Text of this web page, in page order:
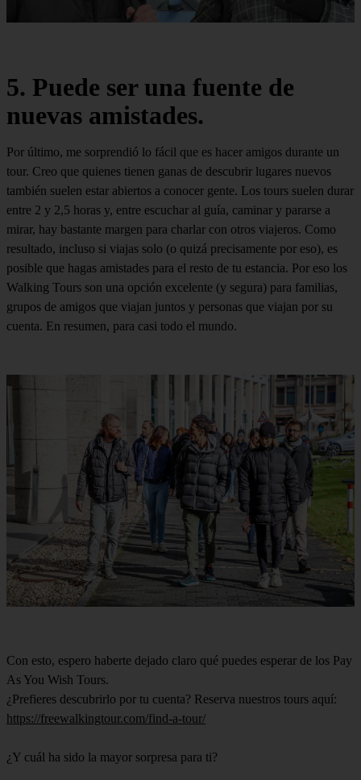
5. Puede ser una fuente de
nuevas amistades.
Por último, me sorprendió lo fácil que es hacer amigos durante un
tour. Creo que quienes tienen ganas de descubrir lugares nuevos
también suelen estar abiertos a conocer gente. Los tours suelen durar
entre 2 y 2,5 horas y, entre escuchar al guía, caminar y pararse a
mirar, hay bastante margen para charlar con otros viajeros. Como
resultado, incluso si viajas solo (o quizá precisamente por eso), es
posible que hagas amistades para el resto de tu estancia. Por eso los
Walking Tours son una opción excelente (y segura) para familias,
grupos de amigos que viajan juntos y personas que viajan por su
cuenta. En resumen, para casi todo el mundo.
Con esto, espero haberte dejado claro qué puedes esperar de los Pay
As You Wish Tours.
¿Prefieres descubrirlo por tu cuenta? Reserva nuestros tours aquí:
https://freewalkingtour.com/find-a-tour/
¿Y cuál ha sido la mayor sorpresa para ti?